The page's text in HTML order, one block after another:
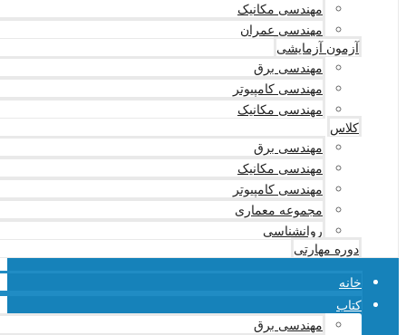
مهندسی مکانیک
مهندسی عمران
آزمون آزمایشی
مهندسی برق
مهندسی کامپیوتر
مهندسی مکانیک
کلاس
مهندسی برق
مهندسی مکانیک
مهندسی کامپیوتر
مجموعه معماری
روانشناسی
دوره مهارتی
خانه
کتاب
مهندسی برق